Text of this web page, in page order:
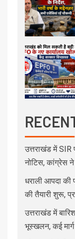
उत्तराखंड में
नोटिस, कांग्रेस
धराली आपदा की
की तैयारी शुरू,
उत्तराखंड में
भूस्खलन, कई